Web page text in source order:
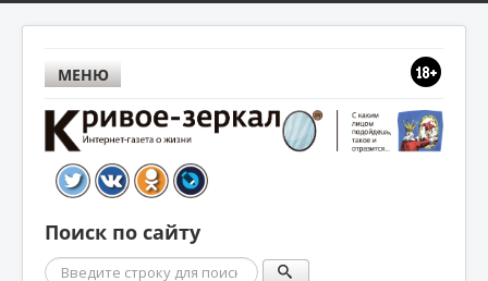
МЕНЮ
Поиск по сайту
Поиск